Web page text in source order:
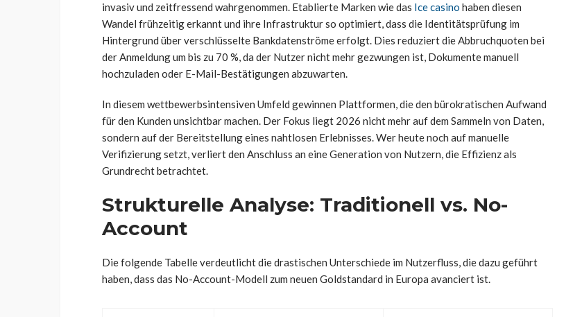
invasiv und zeitfressend wahrgenommen. Etablierte Marken wie das Ice casino haben diesen
Wandel frühzeitig erkannt und ihre Infrastruktur so optimiert, dass die Identitätsprüfung im
Hintergrund über verschlüsselte Bankdatenströme erfolgt. Dies reduziert die Abbruchquoten bei
der Anmeldung um bis zu 70 %, da der Nutzer nicht mehr gezwungen ist, Dokumente manuell
hochzuladen oder E-Mail-Bestätigungen abzuwarten.
In diesem wettbewerbsintensiven Umfeld gewinnen Plattformen, die den bürokratischen Aufwand
für den Kunden unsichtbar machen. Der Fokus liegt 2026 nicht mehr auf dem Sammeln von Daten,
sondern auf der Bereitstellung eines nahtlosen Erlebnisses. Wer heute noch auf manuelle
Verifizierung setzt, verliert den Anschluss an eine Generation von Nutzern, die Effizienz als
Grundrecht betrachtet.
Strukturelle Analyse: Traditionell vs. No-
Account
Die folgende Tabelle verdeutlicht die drastischen Unterschiede im Nutzerfluss, die dazu geführt
haben, dass das No-Account-Modell zum neuen Goldstandard in Europa avanciert ist.